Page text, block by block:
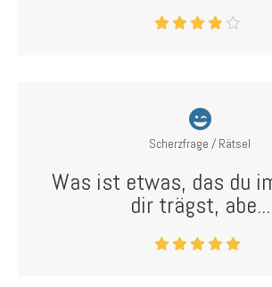
Scherzfrage / Rätsel
Was ist etwas, das du
dir trägst, abe...